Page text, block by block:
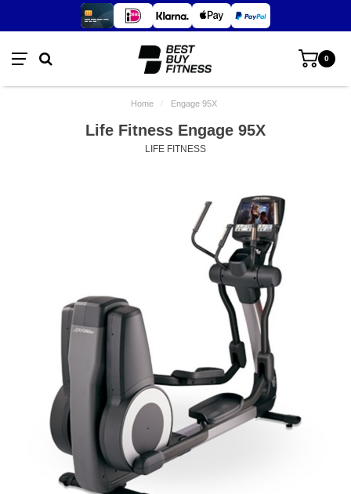
0
Home / Engage 95X
Life Fitness Engage 95X
LIFE FITNESS